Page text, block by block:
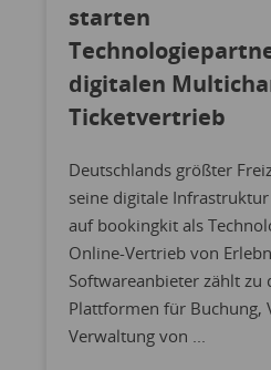
starten
digitalen
Ticketvertrieb
Deutschlands größter
seine digitale
auf bookingkit als
Online-Vertrieb von
Softwareanbieter zählt zu
Plattformen für Buchung,
Verwaltung von ...